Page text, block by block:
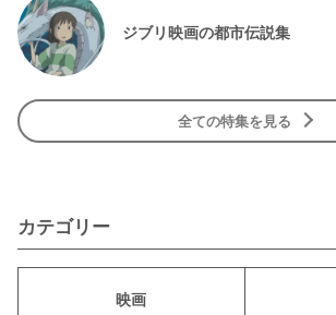
ジブリ映画の都市伝説集
全ての特集を見る
カテゴリー
映画